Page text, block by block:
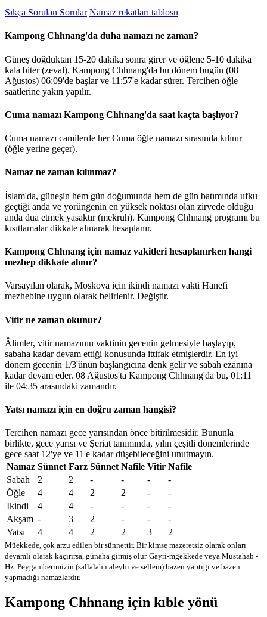
Sıkça Sorulan Sorular Namaz rekatları tablosu
Kampong Chhnang'da duha namazı ne zaman?
Güneş doğduktan 15-20 dakika sonra girer ve öğlene 5-10 dakika
kala biter (zeval). Kampong Chhnang'da bu dönem bugün (08
Ağustos) 06:09'de başlar ve 11:57'e kadar sürer. Tercihen öğle
saatlerine yakın yapılır.
Cuma namazı Kampong Chhnang'da saat kaçta başlıyor?
Cuma namazı camilerde her Cuma öğle namazı sırasında kılınır
(öğle yerine geçer).
Namaz ne zaman kılınmaz?
İslam'da, güneşin hem gün doğumunda hem de gün batımında ufku
geçtiği anda ve yörüngenin en yüksek noktası olan zirvede olduğu
anda dua etmek yasaktır (mekruh). Kampong Chhnang programı bu
kısıtlamalar dikkate alınarak hesaplanır.
Kampong Chhnang için namaz vakitleri hesaplanırken hangi
mezhep dikkate alınır?
Varsayılan olarak, Moskova için ikindi namazı vakti Hanefi
mezhebine uygun olarak belirlenir. Değiştir.
Vitir ne zaman okunur?
Âlimler, vitir namazının vaktinin gecenin gelmesiyle başlayıp,
sabaha kadar devam ettiği konusunda ittifak etmişlerdir. En iyi
dönem gecenin 1/3'ünün başlangıcına denk gelir ve sabah ezanına
kadar devam eder. 08 Ağustos'ta Kampong Chhnang'da bu, 01:11
ile 04:35 arasındaki zamandır.
Yatsı namazı için en doğru zaman hangisi?
Tercihen namazı gece yarısından önce bitirilmesidir. Bununla
birlikte, gece yarısı ve Şeriat tanımında, yılın çeşitli dönemlerinde
gece saat 12'ye ve 11'e kadar düşebileceğini unutmayın.
Namaz Sünnet Farz Sünnet Nafile Vitir Nafile
Sabah
2 2 - - -
-
Öğle
4 4 2 2 -
-
Ikindi
4 4 - - -
-
Akşam - 3 2 - -
-
Yatsı
4 4 2 2 3 2
Müekkede, çok arzu edilen bir sünnettir. Bir kimse mazeretsiz olarak onları
devamlı olarak kaçırırsa, günaha girmiş olur Gayri-mğekkede veya Mustahab -
Hz. Peygamberimizin (sallalahu aleyhi ve sellem) bazen yaptığı ve bazen
yapmadığı namazlardır.
Kampong Chhnang için kıble yönü